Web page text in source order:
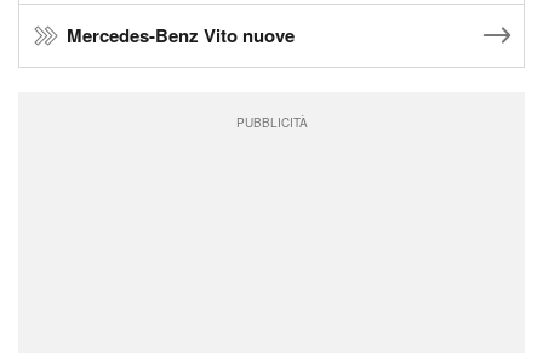
Mercedes-Benz Vito nuove
PUBBLICITÀ